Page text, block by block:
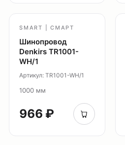
SMART | СМАРТ
Шинопровод
Denkirs TR1001-
WH/1
Артикул: TR1001-WH/1
1000 мм
966 ₽
Подсветка ступеней
Управление освещением
Настенные светильники
Уличное освещение
Демооборудование
О продуктах
Уличное освещение